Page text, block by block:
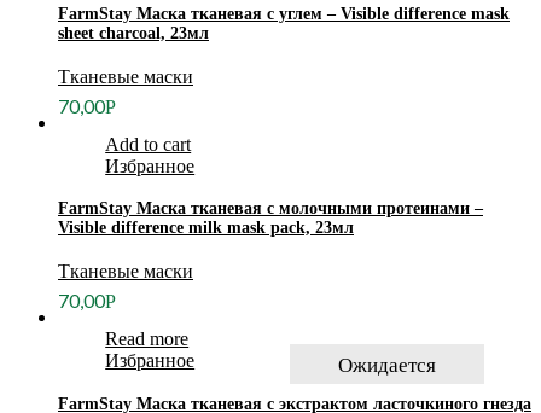
FarmStay Маска тканевая с углем – Visible difference mask
sheet charcoal, 23мл
Тканевые маски
70,00Р
Add to cart
Избранное
FarmStay Маска тканевая с молочными протеинами –
Visible difference milk mask pack, 23мл
Тканевые маски
70,00Р
Ожидается
Read more
Избранное
FarmStay Маска тканевая с экстрактом ласточкиного гнезда